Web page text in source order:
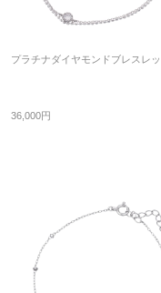
プラチナダイヤモンドブレスレッ
36,000円